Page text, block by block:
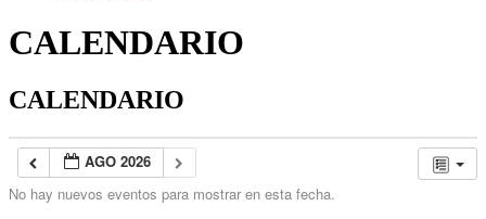
CALENDARIO
CALENDARIO
AGO 2026
No hay nuevos eventos para mostrar en esta fecha.